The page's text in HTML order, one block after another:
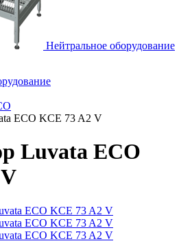
Нейтральное оборудование
ECO KCE 73 A2 V
Luvata ECO